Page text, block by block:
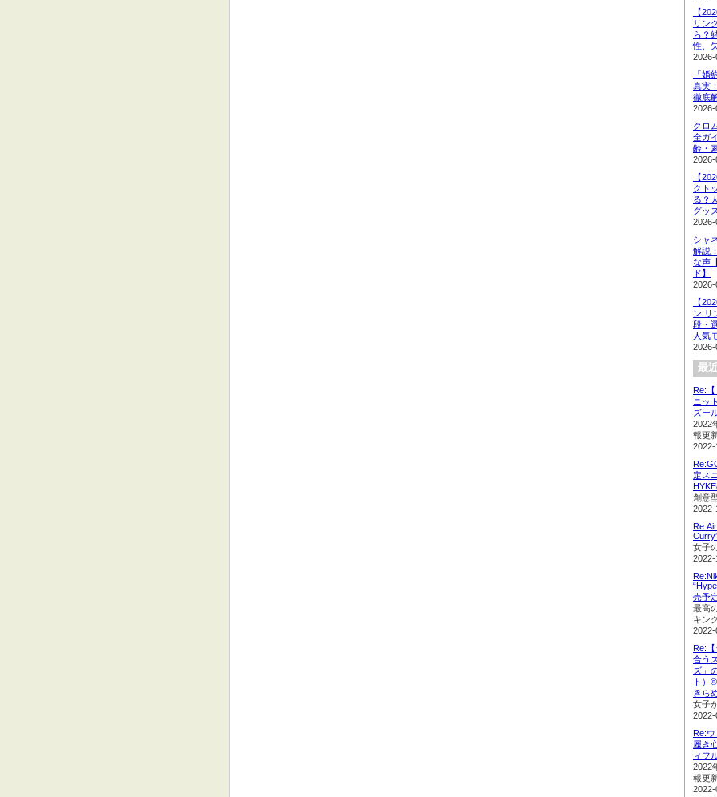
【
リン
ら？
性、
2026-
「婚
真実
徹底
2026-
クロ
全ガ
齢・
2026-
【
クト
る？
グッ
2026-
シャ
解説
な声
ド】
2026-
【
ン リ
段・
人気
2026-
最
Re:
ニッ
ズー
2022
報更
2022-
定ス
創意
2022-
女子
2022-
売予
最高
キン
2022-
Re:
合う
ズ」
ト）
きら
女子
2022-
Re:ウ
履き
ィフ
2022
報更
2022-